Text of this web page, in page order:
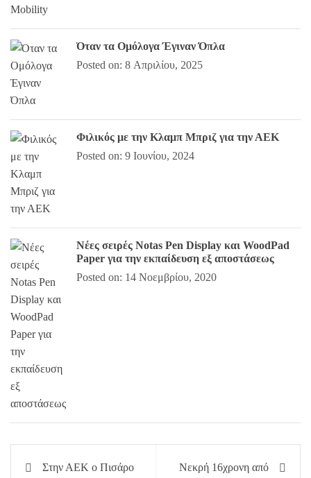
Όταν τα Ομόλογα Έγιναν Όπλα
Posted on: 8 Απριλίου, 2025
Φιλικός με την Κλαμπ Μπριζ για την ΑΕΚ
Posted on: 9 Ιουνίου, 2024
Νέες σειρές Notas Pen Display και WoodPad
Paper για την εκπαίδευση εξ αποστάσεως
Posted on: 14 Νοεμβρίου, 2020
Πλοήγηση
Στην ΑΕΚ ο Πισάρο
Νεκρή 16χρονη από